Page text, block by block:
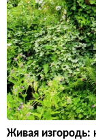
Живая изгородь: